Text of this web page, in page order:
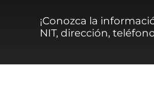
¡Conozca la
NIT, dirección,